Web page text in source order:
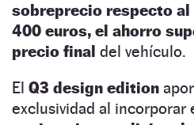
sobreprecio respecto al
400 euros, el ahorro
precio final del vehículo.
El Q3 design edition
exclusividad al incorporar